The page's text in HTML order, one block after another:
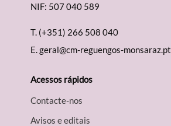
NIF: 507 040 589
T. (+351) 266 508 040
E.geral@cm-reguengos-monsaraz.pt
Acessos rápidos
Contacte-nos
Avisos e editais